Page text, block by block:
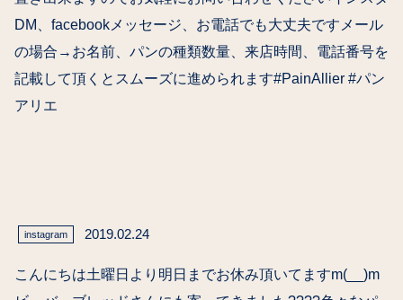
DM、facebookメッセージ、お電話でも大丈夫ですメール
の場合→お名前、パンの種類数量、来店時間、電話番号を
記載して頂くとスムーズに進められます#PainAllier #パン
アリエ
instagram 2019.02.24
こんにちは土曜日より明日までお休み頂いてますm(__)m